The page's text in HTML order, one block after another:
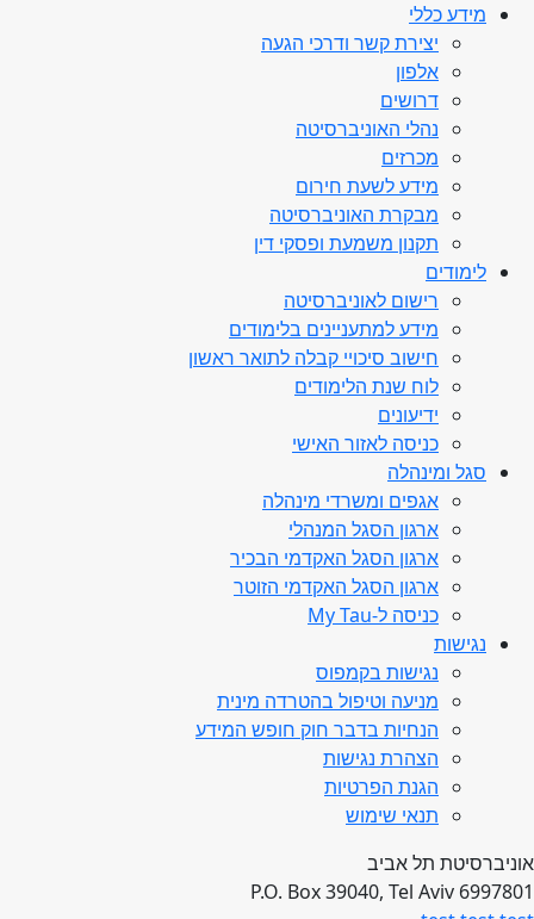
מידע כללי
יצירת קשר ודרכי הגעה
אלפון
דרושים
נהלי האוניברסיטה
מכרזים
מידע לשעת חירום
מבקרת האוניברסיטה
תקנון משמעת ופסקי דין
לימודים
רישום לאוניברסיטה
מידע למתעניינים בלימודים
חישוב סיכויי קבלה לתואר ראשון
לוח שנת הלימודים
ידיעונים
כניסה לאזור האישי
סגל ומינהלה
אגפים ומשרדי מינהלה
ארגון הסגל המנהלי
ארגון הסגל האקדמי הבכיר
ארגון הסגל האקדמי הזוטר
כניסה ל-My Tau
נגישות
נגישות בקמפוס
מניעה וטיפול בהטרדה מינית
הנחיות בדבר חוק חופש המידע
הצהרת נגישות
הגנת הפרטיות
תנאי שימוש
אוניברסיטת תל אביב
P.O. Box 39040, Tel Aviv 6997801